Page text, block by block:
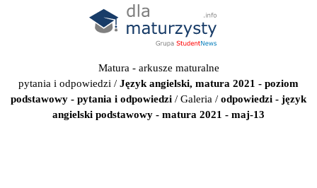
Matura - arkusze maturalne
pytania i odpowiedzi / Język angielski, matura 2021 - poziom
podstawowy - pytania i odpowiedzi / Galeria / odpowiedzi - język
angielski podstawowy - matura 2021 - maj-13